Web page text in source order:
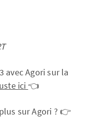
avec Agori sur la
ici 👈
sur Agori ? 👉